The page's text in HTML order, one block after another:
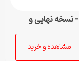
دانلود درایور اسکنر HP Scanjet G2410 – نسخه نهایی و
مشاهده و خرید